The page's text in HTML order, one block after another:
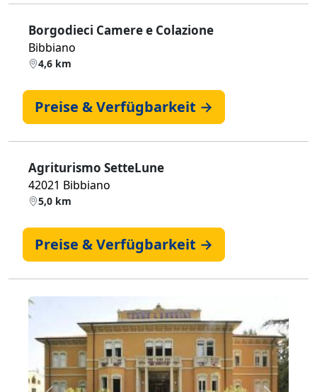
Borgodieci Camere e Colazione
Bibbiano
4,6 km
Preise & Verfügbarkeit →
Agriturismo SetteLune
42021 Bibbiano
5,0 km
Preise & Verfügbarkeit →